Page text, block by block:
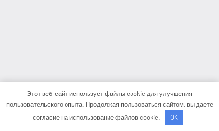
Этот веб-сайт использует файлы cookie для улучшения
пользовательского опыта. Продолжая пользоваться сайтом, вы даете
согласие на использование файлов cookie.
OK